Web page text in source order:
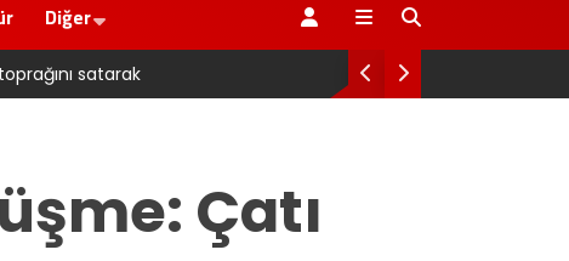
Diğer
Pazarlı Kadın
Çatı